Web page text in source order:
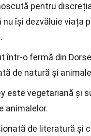
pentru
își dezvăluie viața
într-o fermă din
de natură și
este vegetariană și
animalelor.
de literatură și